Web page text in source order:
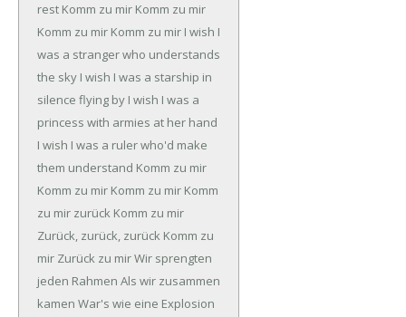
rest Komm zu mir Komm zu mir
Komm zu mir Komm zu mir I wish I
was a stranger who understands
the sky I wish I was a starship in
silence flying by I wish I was a
princess with armies at her hand
I wish I was a ruler who'd make
them understand Komm zu mir
Komm zu mir Komm zu mir Komm
zu mir zurück Komm zu mir
Zurück, zurück, zurück Komm zu
mir Zurück zu mirWir sprengten
jeden Rahmen Als wir zusammen
kamen War's wie eine Explosion